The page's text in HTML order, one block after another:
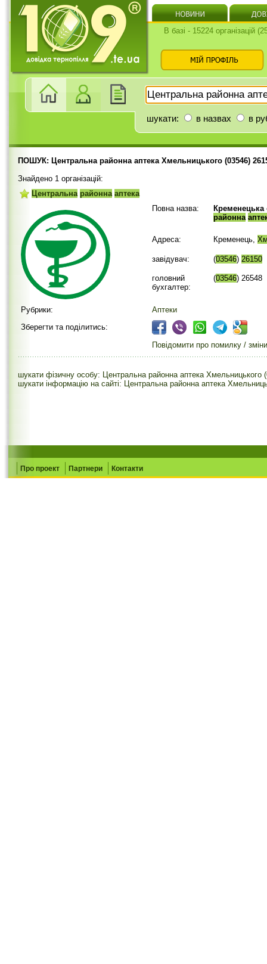
В базі - 15224 організацій
шукати: в назвах в
ПОШУК: Центральна районна аптека Хмельницького (03546)
Знайдено 1 організацій:
Центральна районна аптека
Повна назва:
районна
Адреса: Кременець,
завідувач: (03546) 26150
головний
бухгалтер:
(03546) 26548
Рубрики:
Аптеки
Зберегти та поділитись:
Повідомити про помилку / зміни
шукати фізичну особу: Центральна районна аптека Хмельницького
шукати інформацію на сайті: Центральна районна аптека
Про проект Партнери Контакти